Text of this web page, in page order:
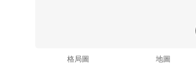
格局圖 地圖